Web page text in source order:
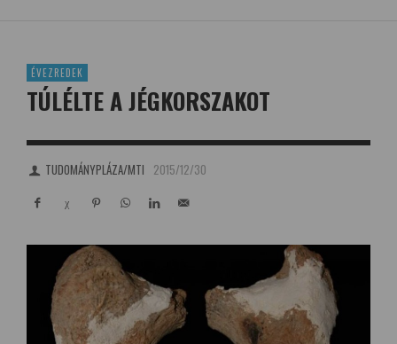
ÉVEZREDEK
TÚLÉLTE A JÉGKORSZAKOT
TUDOMÁNYPLÁZA/MTI 2015/12/30